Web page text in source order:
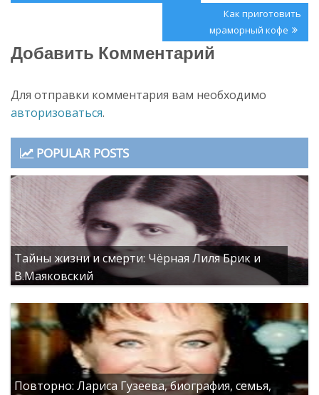
поPost:
Next
Post:
Как приготовить
мраморный кофе
Добавить Комментарий
Для отправки комментария вам необходимо
авторизоваться.
POPULAR POSTS
Тайны жизни и смерти: Чёрная Лиля Брик и
В.Маяковский
Повторно: Лариса Гузеева, биография, семья,